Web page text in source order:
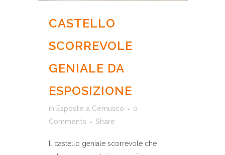
CASTELLO
SCORREVOLE
GENIALE DA
ESPOSIZIONE
in Esposte a Cernusco
0
Comments
Share
Il castello geniale scorrevole che